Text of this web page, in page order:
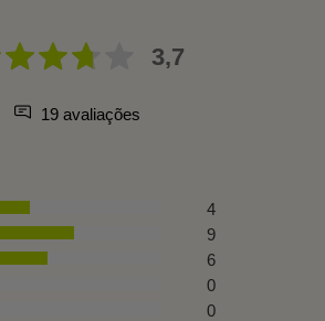
3,7
19 avaliações
4
9
6
0
0